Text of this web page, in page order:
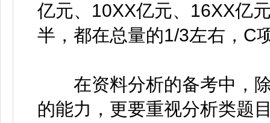
亿元、10XX亿元、16XX亿
半，都在总量的1/3左右，C
在资料分析的备考中，除
的能力，更要重视分析类题